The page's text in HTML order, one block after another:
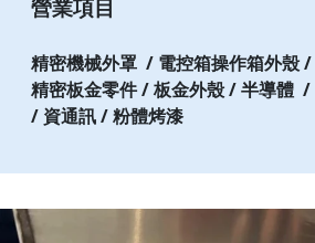
營業項目
精密機械外罩 / 電控箱操作箱外殼
精密板金零件 / 板金外殼 / 半導體 /
/ 資通訊 / 粉體烤漆